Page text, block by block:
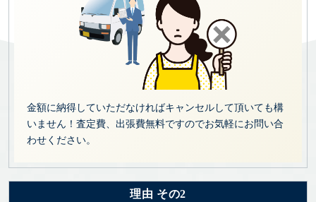
金額に納得していただなければキャンセルして頂いても構
いません！査定費、出張費無料ですのでお気軽にお問い合
わせください。
理由 その2